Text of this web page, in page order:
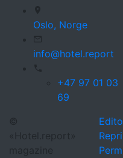
Oslo, Norge
info@hotel.report
+47 97 01 03
69
©
«Hotel.report»
magazine